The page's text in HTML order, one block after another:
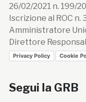
26/02/2021 n. 199/
Iscrizione al ROC n.
Amministratore
Direttore
Privacy Policy Cookie
Segui la GRB